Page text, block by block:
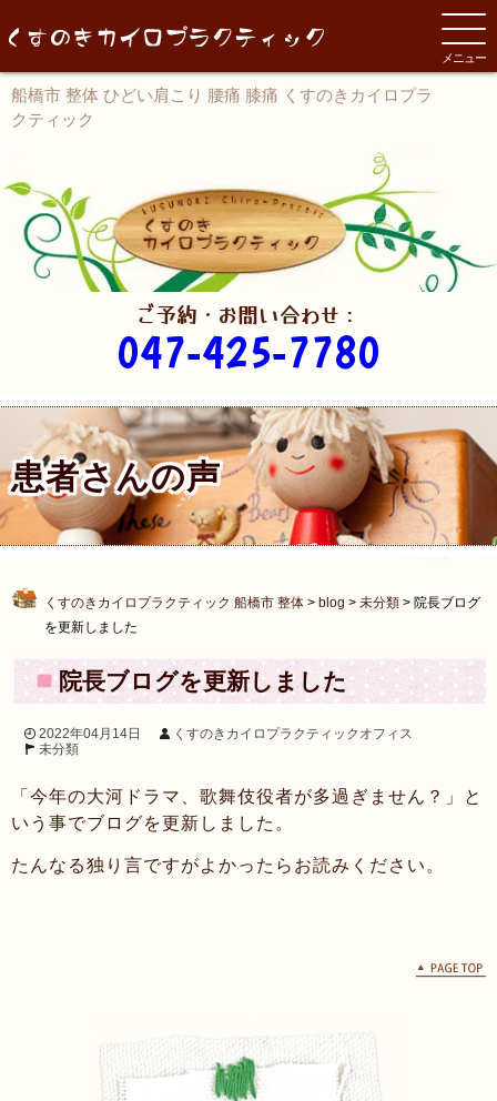
船橋市 整体 ひどい肩こり 腰痛 膝痛 くすのきカイロプラ
クティック
ご予約・お問い合わせ：
047-425-7780
患者さんの声
くすのきカイロプラクティック 船橋市 整体 > blog > 未分類 > 院長ブログ
を更新しました
院長ブログを更新しました
2022年04月14日
くすのきカイロプラクティックオフィス
未分類
「今年の大河ドラマ、歌舞伎役者が多過ぎません？」と
いう事でブログを更新しました。
たんなる独り言ですがよかったらお読みください。
メニュー